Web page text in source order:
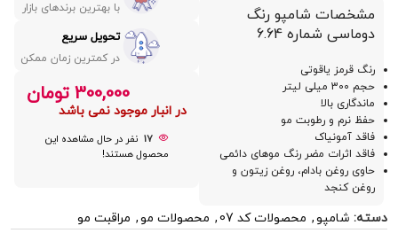
مشخصات شامپو رنگ
دوماسی شماره 6.64
رنگ قرمز یاقوتی
حجم 300 میلی لیتر
ماندگاری بالا
حفظ نرم و رطوبت مو
فاقد آمونیاک
فاقد اثرات مضر رنگ موهای دائمی
حاوی روغن بادام، روغن زیتون و
روغن کنجد
با بهترین برندهای بازار
تحویل سریع
در کمترین زمان ممکن
300,000 تومان
در انبار موجود نمی باشد
17 نفر در حال مشاهده این
محصول هستند!
دسته: شامپو, محصولات کد 07 , محصولات مو, مراقبت مو